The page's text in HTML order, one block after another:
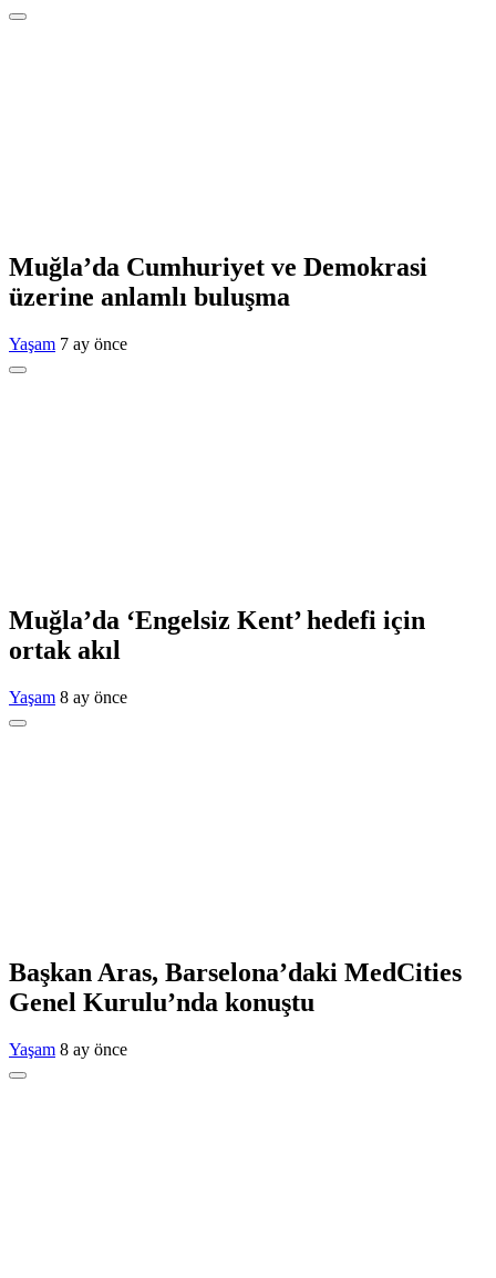
Muğla’da Cumhuriyet ve Demokrasi
üzerine anlamlı buluşma
Yaşam 7 ay önce
Muğla’da ‘Engelsiz Kent’ hedefi için
ortak akıl
Yaşam 8 ay önce
Başkan Aras, Barselona’daki MedCities
Genel Kurulu’nda konuştu
Yaşam 8 ay önce